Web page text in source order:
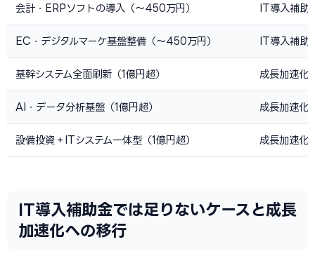
会計・ERPソフトの導入（〜450万円） IT導入補助
EC・デジタルマーケ基盤整備（〜450万円） IT導入補助
基幹システム全面刷新（1億円超） 成長加速化
AI・データ分析基盤（1億円超） 成長加速化
設備投資＋ITシステム一体型（1億円超） 成長加速化
IT導入補助金では足りないケースと成長
加速化への移行